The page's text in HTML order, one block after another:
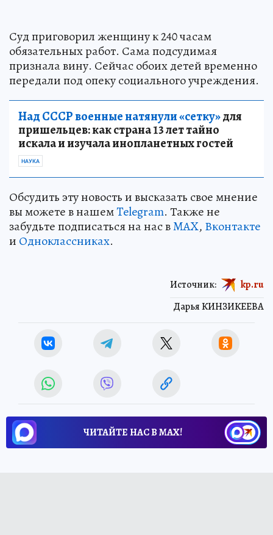
Суд приговорил женщину к 240 часам
обязательных работ. Сама подсудимая
признала вину. Сейчас обоих детей временно
передали под опеку социального учреждения.
Над СССР военные натянули «сетку»для
пришельцев: как страна 13 лет тайно
искала и изучала инопланетных гостей
НАУКА
Обсудить эту новость и высказать свое мнение
вы можете в нашемTelegram. Также не
забудьте подписаться на нас вMAX, Вконтакте
и Одноклассниках.
Дарья КИНЗИКЕЕВА
Источник: kp.ru
ЧИТАЙТЕ НАС В МАХ!